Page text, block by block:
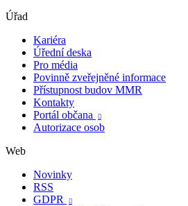
Úřad
Kariéra
Úřední deska
Pro média
Povinně zveřejněné informace
Přístupnost budov MMR
Kontakty
Portál občana

Autorizace osob
Web
Novinky
RSS
GDPR
